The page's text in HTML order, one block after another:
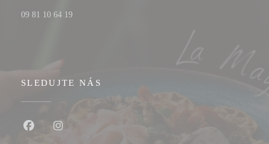
09 81 10 64 19
SLEDUJTE NÁS